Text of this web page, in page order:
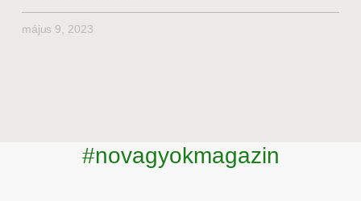
május 9, 2023
#novagyokmagazin